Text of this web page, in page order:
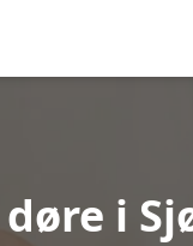
døre i